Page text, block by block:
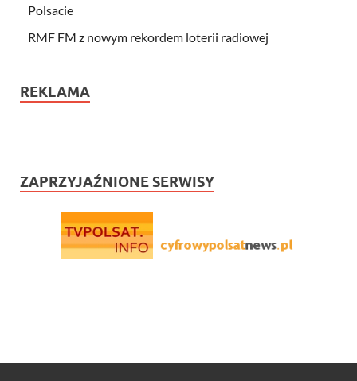
Polsacie
RMF FM z nowym rekordem loterii radiowej
REKLAMA
ZAPRZYJAŹNIONE SERWISY